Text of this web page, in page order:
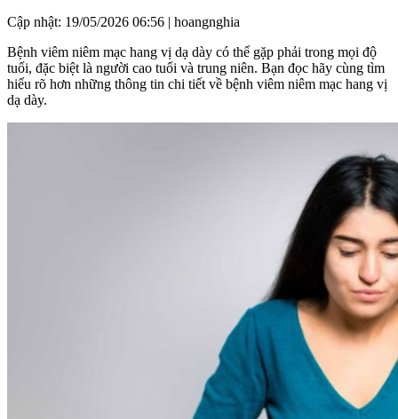
Cập nhật: 19/05/2026 06:56 | hoangnghia
Bệnh viêm niêm mạc hang vị dạ dày có thể gặp phải trong mọi độ
tuổi, đặc biệt là người cao tuổi và trung niên. Bạn đọc hãy cùng tìm
hiểu rõ hơn những thông tin chi tiết về bệnh viêm niêm mạc hang vị
dạ dày.